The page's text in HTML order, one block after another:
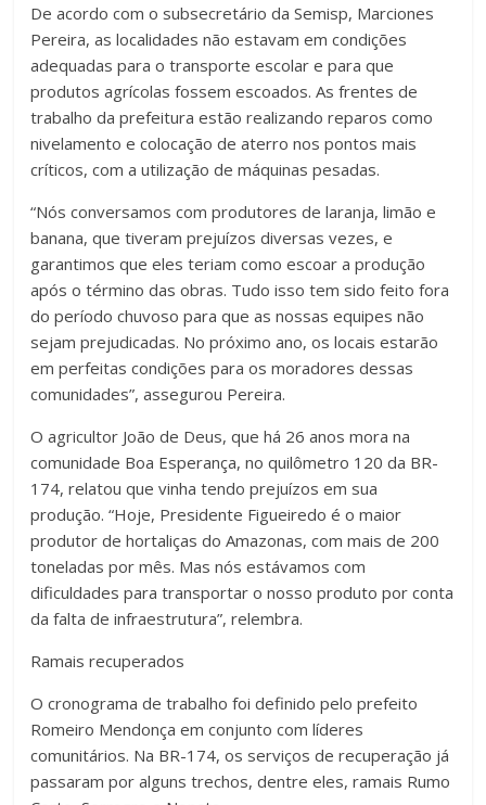
De acordo com o subsecretário da Semisp, Marciones
Pereira, as localidades não estavam em condições
adequadas para o transporte escolar e para que
produtos agrícolas fossem escoados. As frentes de
trabalho da prefeitura estão realizando reparos como
nivelamento e colocação de aterro nos pontos mais
críticos, com a utilização de máquinas pesadas.
“Nós conversamos com produtores de laranja, limão e
banana, que tiveram prejuízos diversas vezes, e
garantimos que eles teriam como escoar a produção
após o término das obras. Tudo isso tem sido feito fora
do período chuvoso para que as nossas equipes não
sejam prejudicadas. No próximo ano, os locais estarão
em perfeitas condições para os moradores dessas
comunidades”, assegurou Pereira.
O agricultor João de Deus, que há 26 anos mora na
comunidade Boa Esperança, no quilômetro 120 da BR-
174, relatou que vinha tendo prejuízos em sua
produção. “Hoje, Presidente Figueiredo é o maior
produtor de hortaliças do Amazonas, com mais de 200
toneladas por mês. Mas nós estávamos com
dificuldades para transportar o nosso produto por conta
da falta de infraestrutura”, relembra.
Ramais recuperados
O cronograma de trabalho foi definido pelo prefeito
Romeiro Mendonça em conjunto com líderes
comunitários. Na BR-174, os serviços de recuperação já
passaram por alguns trechos, dentre eles, ramais Rumo